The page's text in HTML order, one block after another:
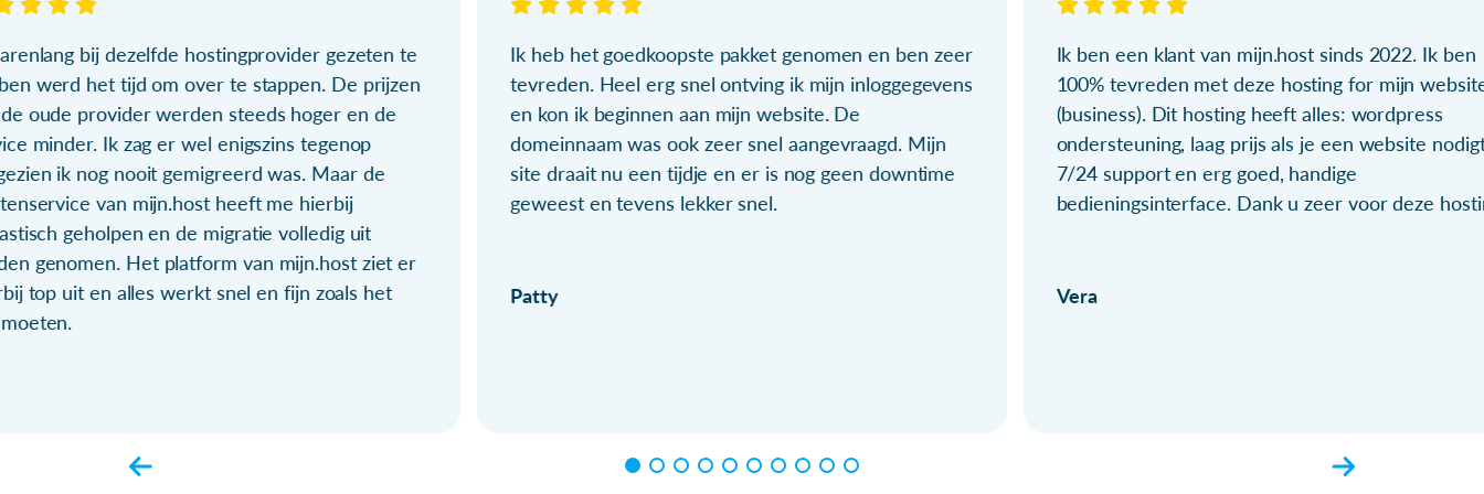
bij dezelfde hostingprovider gezeten te
werd het tijd om over te stappen. De prijzen
oude provider werden steeds hoger en de
minder. Ik zag er wel enigszins tegenop
ik nog nooit gemigreerd was. Maar de
van mijn.host heeft me hierbij
geholpen en de migratie volledig uit
genomen. Het platform van mijn.host ziet er
top uit en alles werkt snel en fijn zoals het
Ik heb het goedkoopste pakket genomen en ben zeer
tevreden. Heel erg snel ontving ik mijn inloggegevens
en kon ik beginnen aan mijn website. De
domeinnaam was ook zeer snel aangevraagd. Mijn
site draait nu een tijdje en er is nog geen downtime
geweest en tevens lekker snel.
Patty
Ik ben een klant van mijn.host sinds 2022. Ik ben
100% tevreden met deze hosting for mijn
(business). Dit hosting heeft alles: wordpress
ondersteuning, laag prijs als je een website
7/24 support en erg goed, handige
bedieningsinterface. Dank u zeer voor deze
Vera